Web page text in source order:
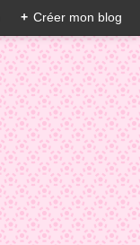
+ Créer mon blog